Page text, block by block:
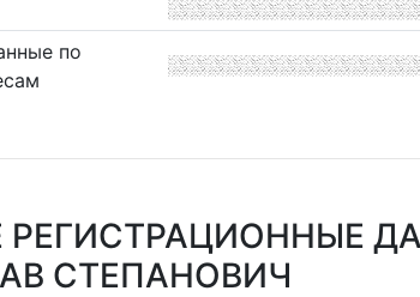
по
РЕГИСТРАЦИОННЫЕ
СТЕПАНОВИЧ